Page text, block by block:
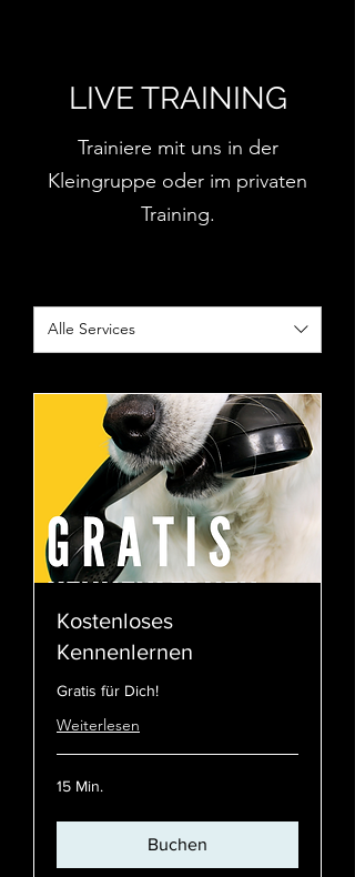
LIVE TRAINING
Trainiere mit uns in der
Kleingruppe oder im privaten
Training.
Alle Services
Kostenloses
Kennenlernen
Gratis für Dich!
Weiterlesen
15 Min.
Buchen